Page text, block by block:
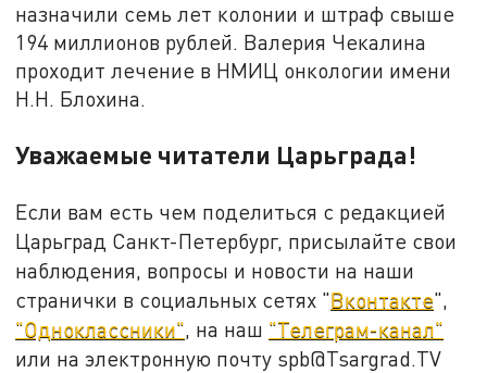
назначили семь лет колонии и штраф свыше
194 миллионов рублей. Валерия Чекалина
проходит лечение в НМИЦ онкологии имени
Н.Н. Блохина.
Уважаемые читатели Царьграда!
Если вам есть чем поделиться с редакцией
Царьград Санкт-Петербург, присылайте свои
наблюдения, вопросы и новости на наши
странички в социальных сетях "Вконтакте",
"Одноклассники", на наш "Телеграм-канал"
или на электронную почту spb@Tsargrad.TV